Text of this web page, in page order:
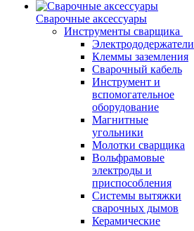
Сварочные аксессуары
Инструменты сварщика
Электрододержатели
Клеммы заземления
Сварочный кабель
Инструмент и
вспомогательное
оборудование
Магнитные
угольники
Молотки сварщика
Вольфрамовые
электроды и
приспособления
Системы вытяжки
сварочных дымов
Керамические